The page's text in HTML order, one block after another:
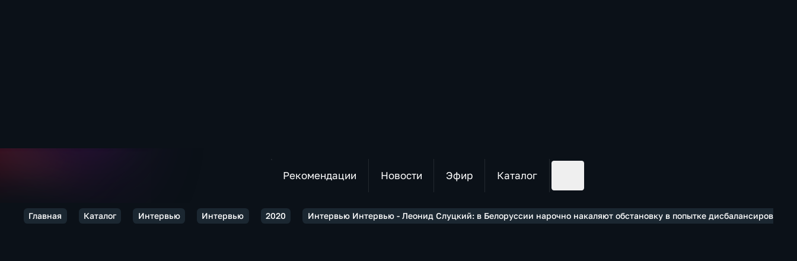
Рекомендации Новости Эфир Каталог
Главная Каталог Интервью Интервью 2020 Интервью Интервью - Леонид Слуцкий: в Белоруссии нарочно накаляют обстановку в попытке дисбалансировать